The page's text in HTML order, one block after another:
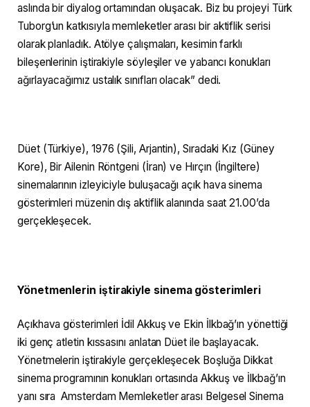
aslında bir diyalog ortamından oluşacak. Biz bu projeyi Türk
Tuborg’un katkısıyla memleketler arası bir aktiflik serisi
olarak planladık. Atölye çalışmaları, kesimin farklı
bileşenlerinin iştirakiyle söyleşiler ve yabancı konukları
ağırlayacağımız ustalık sınıfları olacak” dedi.
Düet (Türkiye), 1976 (Şili, Arjantin), Sıradaki Kız (Güney
Kore), Bir Ailenin Röntgeni (İran) ve Hırçın (İngiltere)
sinemalarının izleyiciyle buluşacağı açık hava sinema
gösterimleri müzenin dış aktiflik alanında saat 21.00’da
gerçekleşecek.
Yönetmenlerin iştirakiyle sinema gösterimleri
Açıkhava gösterimleri İdil Akkuş ve Ekin İlkbağ’ın yönettiği
iki genç atletin kıssasını anlatan Düet ile başlayacak.
Yönetmelerin iştirakiyle gerçekleşecek Boşluğa Dikkat
sinema programının konukları ortasında Akkuş ve İlkbağ’ın
yanı sıra Amsterdam Memleketler arası Belgesel Sinema